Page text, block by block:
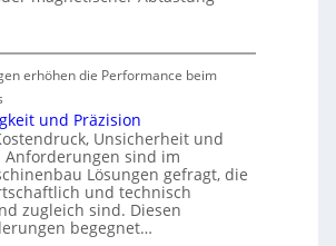
erhöhen die Performance beim
und Präzision
Unsicherheit und
Anforderungen sind im
Lösungen gefragt, die
und technisch
zugleich sind. Diesen
begegnet…